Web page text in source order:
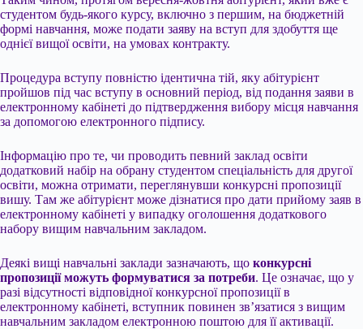
студентом будь-якого курсу, включно з першим, на бюджетній
формі навчання, може подати заяву на вступ для здобуття ще
однієї вищої освіти, на умовах контракту.
Процедура вступу повністю ідентична тій, яку абітурієнт
пройшов під час вступу в основний період, від подання заяви в
електронному кабінеті до підтвердження вибору місця навчання
за допомогою електронного підпису.
Інформацію про те, чи проводить певний заклад освіти
додатковий набір на обрану студентом спеціальність для другої
освіти, можна отримати, переглянувши конкурсні пропозиції
вишу. Там же абітурієнт може дізнатися про дати прийому заяв в
електронному кабінеті у випадку оголошення додаткового
набору вищим навчальним закладом.
Деякі вищі навчальні заклади зазначають, що конкурсні
пропозиції можуть формуватися за потреби. Це означає, що у
разі відсутності відповідної конкурсної пропозиції в
електронному кабінеті, вступник повинен зв’язатися з вищим
навчальним закладом електронною поштою для її активації.